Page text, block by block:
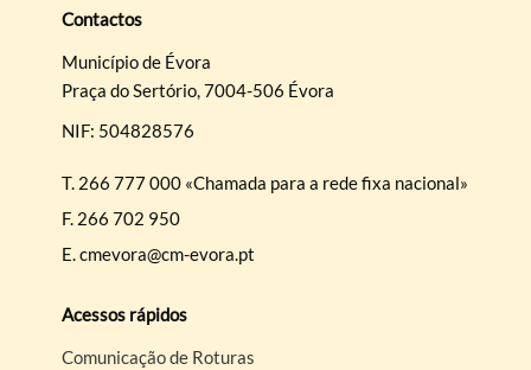
Contactos
Município de Évora
Praça do Sertório, 7004-506 Évora
NIF: 504828576
T. 266 777 000 «Chamada para a rede fixa nacional»
F. 266 702 950
E.cmevora@cm-evora.pt
Acessos rápidos
Comunicação de Roturas